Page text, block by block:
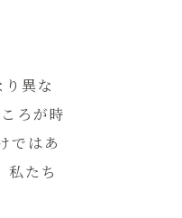
異な
ろが時
ではあ
私たち